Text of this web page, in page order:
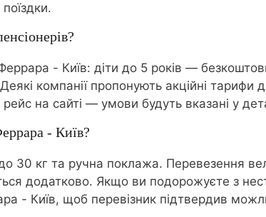
- Київ: діти до 5 років —
компанії пропонують акційні тарифи
на сайті — умови будуть вказані у
- Київ?
30 кг та ручна поклажа. Перевезення
додатково. Якщо ви подорожуєте з
- Київ, щоб перевізник підтвердив